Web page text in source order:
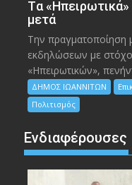
Tα
μετά
Την πραγματοποίηση
εκδηλώσεων με
«Ηπειρωτικών»,
ΔΗΜΟΣ ΙΩΑΝΝΙΤΩΝ
Πολιτισμός
Ενδιαφέρουσες